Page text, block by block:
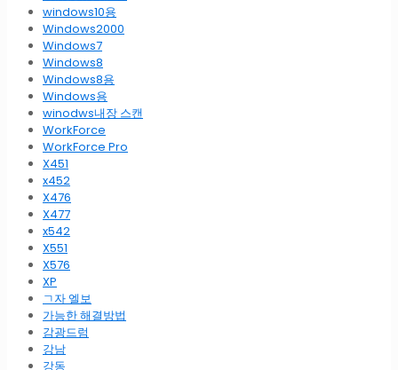
windows10용
Windows2000
Windows7
Windows8
Windows8용
Windows용
winodws내장 스캔
WorkForce
WorkForce Pro
X451
x452
X476
X477
x542
X551
X576
XP
ㄱ자 엘보
가능한 해결방법
감광드럼
강남
강동